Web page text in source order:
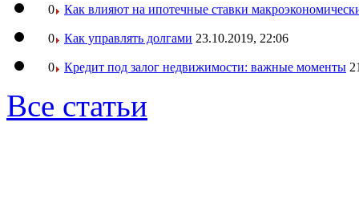
0 Как влияют на ипотечные ставки
0 Как управлять долгами 23.10.2019, 22:06
0 Кредит под залог недвижимости: важные моменты
Все статьи